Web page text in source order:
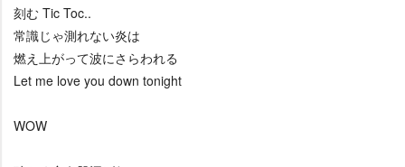
刻む Tic Toc..
常識じゃ測れない炎は
燃え上がって波にさらわれる
Let me love you down tonight
WOW